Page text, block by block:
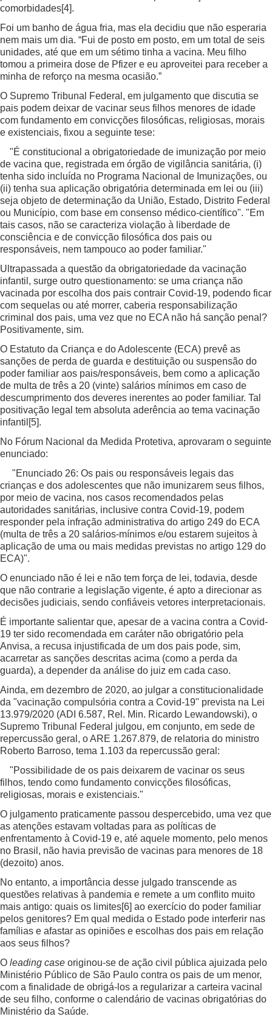
comorbidades[4].
Foi um banho de água fria, mas ela decidiu que não esperaria
nem mais um dia. “Fui de posto em posto, em um total de seis
unidades, até que em um sétimo tinha a vacina. Meu filho
tomou a primeira dose de Pfizer e eu aproveitei para receber a
minha de reforço na mesma ocasião.”
O Supremo Tribunal Federal, em julgamento que discutia se
pais podem deixar de vacinar seus filhos menores de idade
com fundamento em convicções filosóficas, religiosas, morais
e existenciais, fixou a seguinte tese:
"É constitucional a obrigatoriedade de imunização por meio
de vacina que, registrada em órgão de vigilância sanitária, (i)
tenha sido incluída no Programa Nacional de Imunizações, ou
(ii) tenha sua aplicação obrigatória determinada em lei ou (iii)
seja objeto de determinação da União, Estado, Distrito Federal
ou Município, com base em consenso médico-científico". "Em
tais casos, não se caracteriza violação à liberdade de
consciência e de convicção filosófica dos pais ou
responsáveis, nem tampouco ao poder familiar."
Ultrapassada a questão da obrigatoriedade da vacinação
infantil, surge outro questionamento: se uma criança não
vacinada por escolha dos pais contrair Covid-19, podendo ficar
com sequelas ou até morrer, caberia responsabilização
criminal dos pais, uma vez que no ECA não há sanção penal?
Positivamente, sim.
O Estatuto da Criança e do Adolescente (ECA) prevê as
sanções de perda de guarda e destituição ou suspensão do
poder familiar aos pais/responsáveis, bem como a aplicação
de multa de três a 20 (vinte) salários mínimos em caso de
descumprimento dos deveres inerentes ao poder familiar. Tal
positivação legal tem absoluta aderência ao tema vacinação
infantil [5].
No Fórum Nacional da Medida Protetiva, aprovaram o seguinte
enunciado:
"Enunciado 26: Os pais ou responsáveis legais das
crianças e dos adolescentes que não imunizarem seus filhos,
por meio de vacina, nos casos recomendados pelas
autoridades sanitárias, inclusive contra Covid-19, podem
responder pela infração administrativa do artigo 249 do ECA
(multa de três a 20 salários-mínimos e/ou estarem sujeitos à
aplicação de uma ou mais medidas previstas no artigo 129 do
ECA)".
O enunciado não é lei e não tem força de lei, todavia, desde
que não contrarie a legislação vigente, é apto a direcionar as
decisões judiciais, sendo confiáveis vetores interpretacionais.
É importante salientar que, apesar de a vacina contra a Covid-
19 ter sido recomendada em caráter não obrigatório pela
Anvisa, a recusa injustificada de um dos pais pode, sim,
acarretar as sanções descritas acima (como a perda da
guarda), a depender da análise do juiz em cada caso.
Ainda, em dezembro de 2020, ao julgar a constitucionalidade
da "vacinação compulsória contra a Covid-19" prevista na Lei
13.979/2020 (ADI 6.587, Rel. Min. Ricardo Lewandowski), o
Supremo Tribunal Federal julgou, em conjunto, em sede de
repercussão geral, o ARE 1.267.879, de relatoria do ministro
Roberto Barroso, tema 1.103 da repercussão geral:
"Possibilidade de os pais deixarem de vacinar os seus
filhos, tendo como fundamento convicções filosóficas,
religiosas, morais e existenciais."
O julgamento praticamente passou despercebido, uma vez que
as atenções estavam voltadas para as políticas de
enfrentamento à Covid-19 e, até aquele momento, pelo menos
no Brasil, não havia previsão de vacinas para menores de 18
(dezoito) anos.
No entanto, a importância desse julgado transcende as
questões relativas à pandemia e remete a um conflito muito
mais antigo: quais os limites[6] ao exercício do poder familiar
pelos genitores? Em qual medida o Estado pode interferir nas
famílias e afastar as opiniões e escolhas dos pais em relação
aos seus filhos?
O leading case originou-se de ação civil pública ajuizada pelo
Ministério Público de São Paulo contra os pais de um menor,
com a finalidade de obrigá-los a regularizar a carteira vacinal
de seu filho, conforme o calendário de vacinas obrigatórias do
Ministério da Saúde.